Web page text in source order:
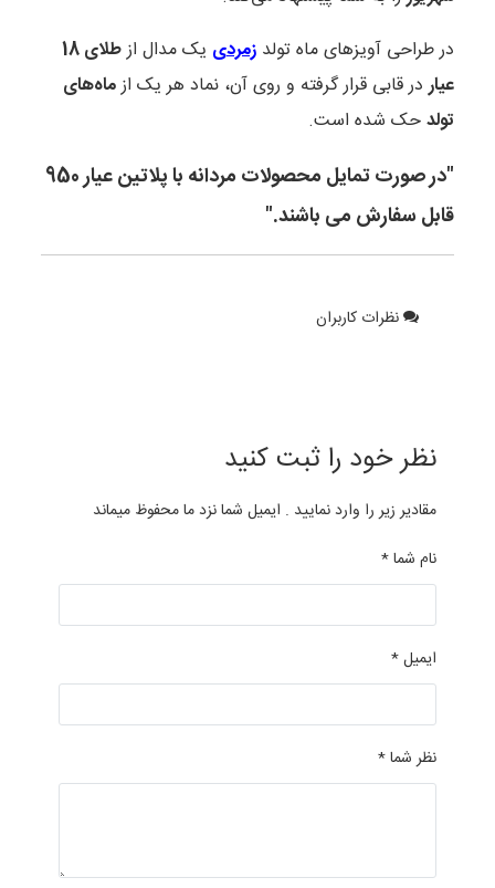
در طراحی آویزهای ماه تولدزمردی یک مدال از
طلای 18
عیاردر قابی قرار گرفته و روی آن، نماد هر یک ازماه‌های
تولدحک شده است.
"در صورت تمایل محصولات مردانه با پلاتین عیار 950
قابل سفارش می باشند."
نظرات کاربران
نظر خود را ثبت کنید
مقادیر زیر را وارد نمایید . ایمیل شما نزد ما محفوظ میماند
نام شما *
ایمیل *
نظر شما *